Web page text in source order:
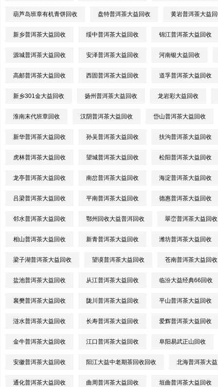
葫芦岛班章有机青饼回收 盘特普洱茶大益回收 黄岩普洱茶大益
新乡普洱茶大益回收 绥中普洱茶大益回收 锦江普洱茶大益回收
源城普洱茶大益回收 安泽普洱茶大益回收 河南银大益回收
高邮普洱茶大益回收 西固普洱茶大益回收 道孚普洱茶大益回收
新乡301金大益回收 扬州普洱茶大益回收 龙岩彩大益回收
淮南末代班章回收 汉阴普洱茶大益回收 岱山普洱茶大益回收
新华普洱茶大益回收 孙吴普洱茶大益回收 扶沟普洱茶大益回收
虎林普洱茶大益回收 望城普洱茶大益回收 松阳普洱茶大益回收
龙亭普洱茶大益回收 南岔普洱茶大益回收 海淀普洱茶大益回收
吕梁普洱茶大益回收 平南普洱茶大益回收 德惠普洱茶大益回收
邻水普洱茶大益回收 鄂州回收大益普洱回收 翠峦普洱茶大益回收
相山普洱茶大益回收 新青普洱茶大益回收 潍坊普洱茶大益回收
梁子湖普洱茶大益回收 望谟普洱茶大益回收 苍南普洱茶大益回收
盐池普洱茶大益回收 从江普洱茶大益回收 临汾大益经典66回收
襄樊普洱茶大益回收 陇川普洱茶大益回收 平山普洱茶大益回收
涟水普洱茶大益回收 长寿普洱茶大益回收 爱辉普洱茶大益回收
金牛普洱茶大益回收 江口普洱茶大益回收 阜阳易武正山回收
安徽普洱茶大益回收 阳江大益中老期茶回收回收 北海普洱茶大
通化普洱茶大益回收 曲周普洱茶大益回收 垣曲普洱茶大益回收